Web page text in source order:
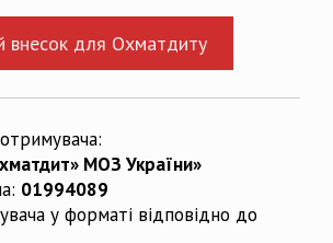
внесок для Охматдиту
МОЗ України»
01994089
у форматі відповідно до